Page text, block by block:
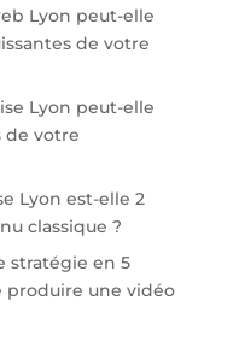
Lyon peut-elle
de votre
Lyon peut-elle
de votre
Lyon est-elle 2
classique ?
stratégie en 5
produire une vidéo